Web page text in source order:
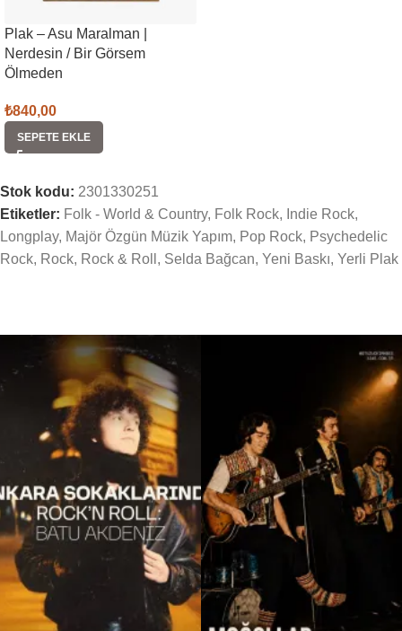
Plak – Asu Maralman |
Nerdesin / Bir Görsem
Ölmeden
₺840,00
SEPETE EKLE
Stok kodu: 2301330251
Etiketler: Folk - World & Country, Folk Rock, Indie Rock,
Longplay, Majör Özgün Müzik Yapım, Pop Rock, Psychedelic
Rock, Rock, Rock & Roll , Selda Bağcan, Yeni Baskı, Yerli Plak